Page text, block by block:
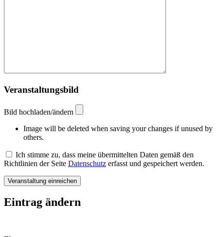
Veranstaltungsbild
Bild hochladen/ändern
Image will be deleted when saving your changes if unused by
others.
Ich stimme zu, dass meine übermittelten Daten gemäß den
Richtlinien der Seite Datenschutz erfasst und gespeichert werden.
Eintrag ändern